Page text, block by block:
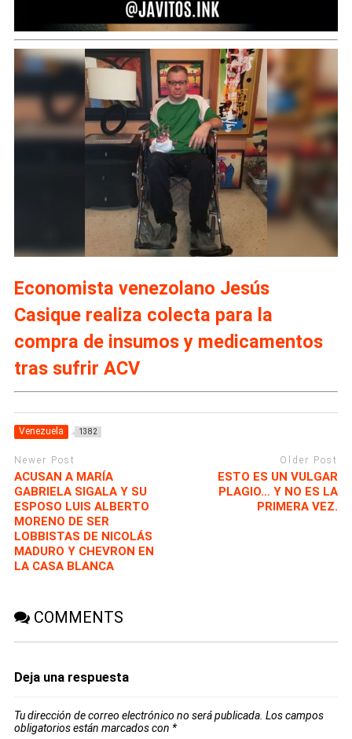
Economista venezolano Jesús
Casique realiza colecta para la
compra de insumos y medicamentos
tras sufrir ACV
Venezuela 1382
Newer Post
ACUSAN A MARÍA
GABRIELA SIGALA Y SU
ESPOSO LUIS ALBERTO
MORENO DE SER
LOBBISTAS DE NICOLÁS
MADURO Y CHEVRON EN
LA CASA BLANCA
Older Post
ESTO ES UN VULGAR
PLAGIO… Y NO ES LA
PRIMERA VEZ.
COMMENTS
Deja una respuesta
Tu dirección de correo electrónico no será publicada. Los campos
obligatorios están marcados con *